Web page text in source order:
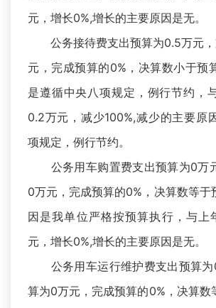
元，增长0%,增长的主要原因是无。
公务接待费支出预算为0.5万元，
元，完成预算的0%，决算数小于预
是遵循中央八项规定，例行节约，
0.2万元，减少100%,减少的主要原
项规定，例行节约。
公务用车购置费支出预算为0万
0万元，完成预算的0%，决算数等于
因是我单位严格按预算执行，与上
元，增长0%,增长的主要原因是无。
公务用车运行维护费支出预算为
算为0万元，完成预算的0%，决算数